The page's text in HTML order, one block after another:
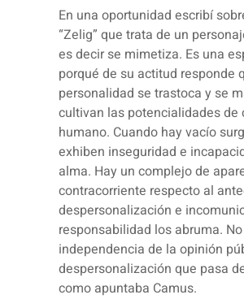
En una oportunidad escribí
“Zelig” que trata de un
es decir se mimetiza. Es una
porqué de su actitud responde
personalidad se trastoca y se
cultivan las potencialidades de
humano. Cuando hay vacío
exhiben inseguridad e
alma. Hay un complejo de
contracorriente respecto al
despersonalización e
responsabilidad los abruma.
independencia de la opinión
despersonalización que pasa
como apuntaba Camus.